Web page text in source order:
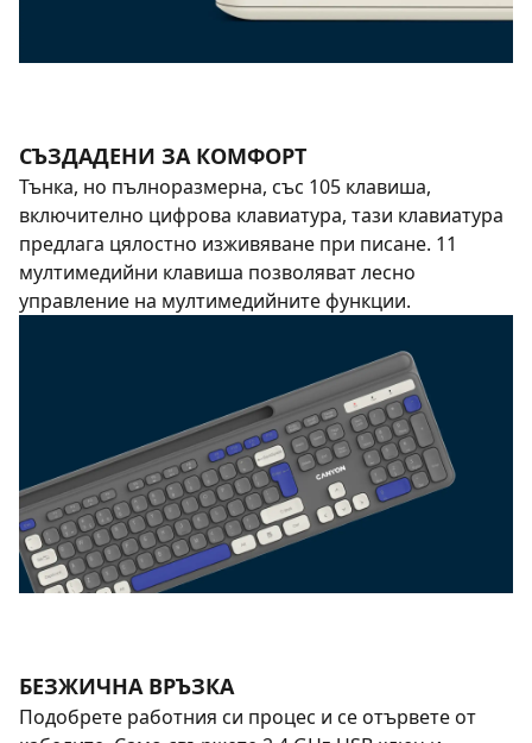
СЪЗДАДЕНИ ЗА КОМФОРТ
Тънка, но пълноразмерна, със 105 клавиша,
включително цифрова клавиатура, тази клавиатура
предлага цялостно изживяване при писане. 11
мултимедийни клавиша позволяват лесно
управление на мултимедийните функции.
БЕЗЖИЧНА ВРЪЗКА
Подобрете работния си процес и се отървете от